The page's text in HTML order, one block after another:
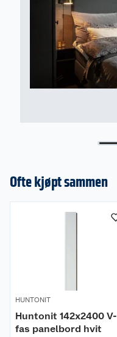
Ofte kjøpt sammen
HUNTONIT
Huntonit 142x2400 V-
fas panelbord hvit